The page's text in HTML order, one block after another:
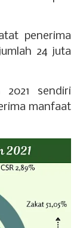
penerima
24 juta
sendiri
manfaat